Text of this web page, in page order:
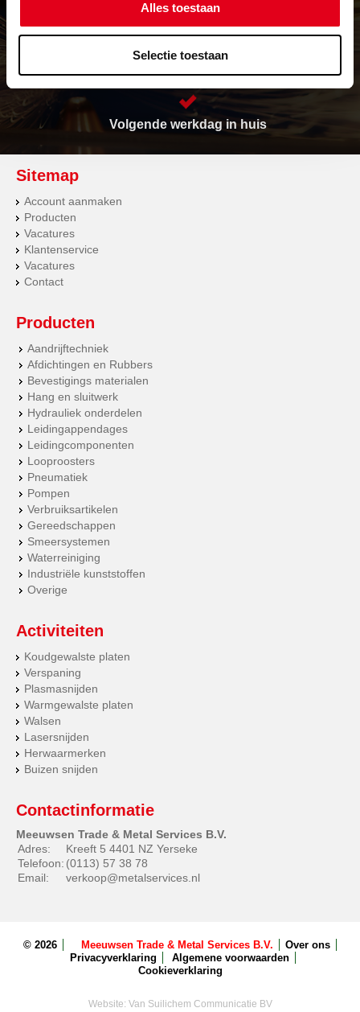
Alles toestaan
Selectie toestaan
Vrijwel alles op voorraad
Volgende werkdag in huis
Sitemap
Account aanmaken
Producten
Vacatures
Klantenservice
Vacatures
Contact
Producten
Aandrijftechniek
Afdichtingen en Rubbers
Bevestigings materialen
Hang en sluitwerk
Hydrauliek onderdelen
Leidingappendages
Leidingcomponenten
Looproosters
Pneumatiek
Pompen
Verbruiksartikelen
Gereedschappen
Smeersystemen
Waterreiniging
Industriële kunststoffen
Overige
Activiteiten
Koudgewalste platen
Verspaning
Plasmasnijden
Warmgewalste platen
Walsen
Lasersnijden
Herwaarmerken
Buizen snijden
Contactinformatie
Meeuwsen Trade & Metal Services B.V.
Adres:
Kreeft 5 4401 NZ Yerseke
Telefoon: (0113) 57 38 78
Email:
verkoop@metalservices.nl
© 2026 Meeuwsen Trade & Metal Services B.V.
Over ons
Privacyverklaring
Algemene voorwaarden
Cookieverklaring
Website: Van Suilichem Communicatie BV